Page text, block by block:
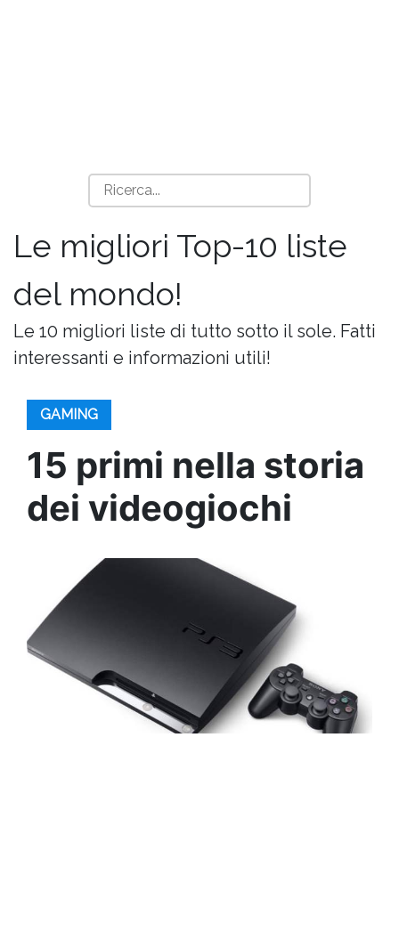
Le migliori Top-10 liste
del mondo!
Le 10 migliori liste di tutto sotto il sole. Fatti
interessanti e informazioni utili!
GAMING
15 primi nella storia
dei videogiochi